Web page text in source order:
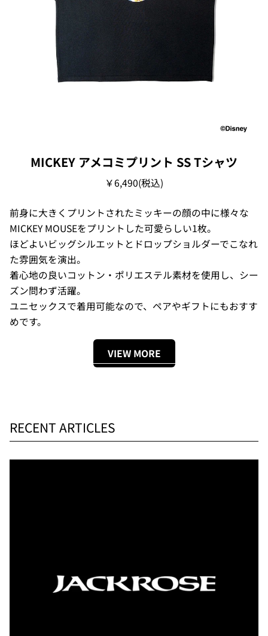
MICKEY アメコミプリント SS Tシャツ
￥6,490(税込)
前身に大きくプリントされたミッキーの顔の中に様々な
MICKEY MOUSEをプリントした可愛らしい1枚。
ほどよいビッグシルエットとドロップショルダーでこなれ
た雰囲気を演出。
着心地の良いコットン・ポリエステル素材を使用し、シー
ズン問わず活躍。
ユニセックスで着用可能なので、ペアやギフトにもおすす
めです。
VIEW MORE
RECENT ARTICLES